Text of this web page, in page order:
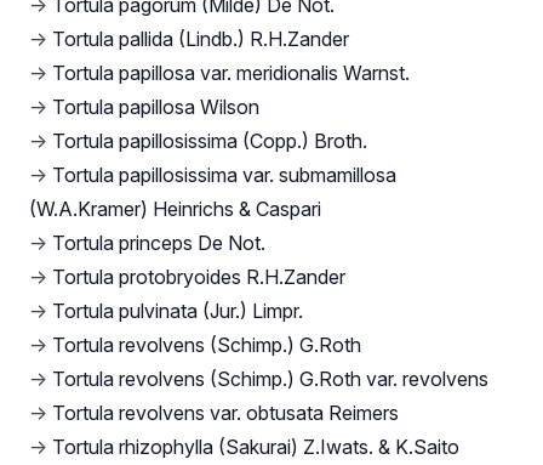
→ Tortula pallida (Lindb.) R.H.Zander
→ Tortula papillosa var. meridionalis Warnst.
→ Tortula papillosa Wilson
→ Tortula papillosissima (Copp.) Broth.
→ Tortula papillosissima var. submamillosa
(W.A.Kramer) Heinrichs & Caspari
→ Tortula princeps De Not.
→ Tortula protobryoides R.H.Zander
→ Tortula pulvinata (Jur.) Limpr.
→ Tortula revolvens (Schimp.) G.Roth
→ Tortula revolvens (Schimp.) G.Roth var. revolvens
→ Tortula revolvens var. obtusata Reimers
→ Tortula rhizophylla (Sakurai) Z.Iwats. & K.Saito